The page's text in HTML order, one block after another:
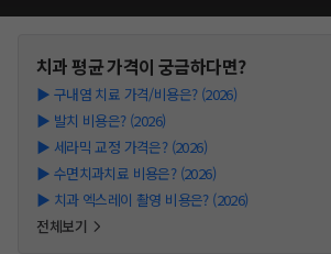
치과평균 가격이 궁금하다면?
▶ 구내염 치료 가격/비용은? (2026)
▶ 발치 비용은? (2026)
▶ 세라믹 교정 가격은? (2026)
▶ 수면치과치료 비용은? (2026)
▶ 치과 엑스레이 촬영 비용은? (2026)
전체보기